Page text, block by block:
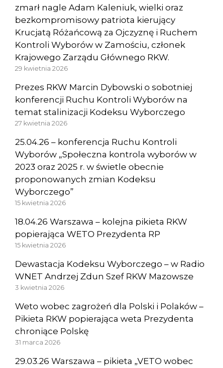
zmarł nagle Adam Kaleniuk, wielki oraz
bezkompromisowy patriota kierujący
Krucjatą Różańcową za Ojczyznę i Ruchem
Kontroli Wyborów w Zamościu, członek
Krajowego Zarządu Głównego RKW.
29 kwietnia 2026
Prezes RKW Marcin Dybowski o sobotniej
konferencji Ruchu Kontroli Wyborów na
temat stalinizacji Kodeksu Wyborczego
27 kwietnia 2026
25.04.26 – konferencja Ruchu Kontroli
Wyborów „Społeczna kontrola wyborów w
2023 oraz 2025 r. w świetle obecnie
proponowanych zmian Kodeksu
Wyborczego”
15 kwietnia 2026
18.04.26 Warszawa – kolejna pikieta RKW
popierająca WETO Prezydenta RP
15 kwietnia 2026
Dewastacja Kodeksu Wyborczego – w Radio
WNET Andrzej Zdun Szef RKW Mazowsze
3 kwietnia 2026
Weto wobec zagrożeń dla Polski i Polaków –
Pikieta RKW popierająca weta Prezydenta
chroniące Polskę
31 marca 2026
29.03.26 Warszawa – pikieta „VETO wobec